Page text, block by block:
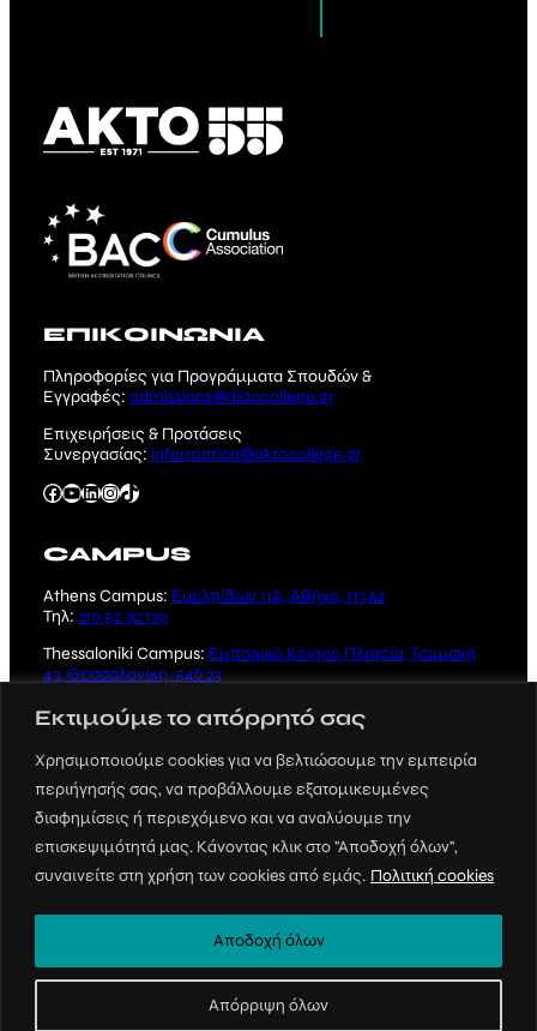
Εκτιμούμε το απόρρητό σας
Χρησιμοποιούμε cookies για να βελτιώσουμε την εμπειρία
περιήγησής σας, να προβάλλουμε εξατομικευμένες
διαφημίσεις ή περιεχόμενο και να αναλύουμε την
επισκεψιμότητά μας. Κάνοντας κλικ στο "Αποδοχή όλων",
συναινείτε στη χρήση των cookies από εμάς. Πολιτική cookies
Απόρριψη όλων
Αποδοχή όλων
ΕΠΙΚΟΙΝΩΝΙΑ
Πληροφορίες για Προγράμματα Σπουδών &
Εγγραφές: admissions@aktocollege.gr
Επιχειρήσεις & Προτάσεις
Συνεργασίας: information@aktocollege.gr
Facebook YouTube Linkedin InstagramTikTok
CAMPUS
Athens Campus: Ευελπίδων 11Α, Αθήνα, 113 62
Τηλ: 210 52 30 130
Thessaloniki Campus: Εμπορικό Κέντρο Πλατεία, Τσιμισκή
43, Θεσσαλονίκη, 546 23
Crafted bySUSAMI